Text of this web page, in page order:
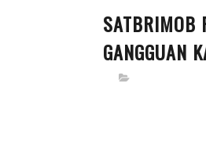
SATBRIMOB
GANGGUAN